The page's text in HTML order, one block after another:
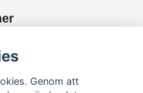
Genom att